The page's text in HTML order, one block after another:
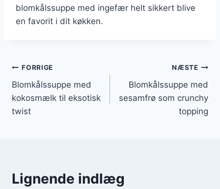
blomkålssuppe med ingefær helt sikkert blive
en favorit i dit køkken.
Indlægsnavigation
FORRIGE
Blomkålssuppe med
kokosmælk til eksotisk
twist
NÆSTE
Blomkålssuppe med
sesamfrø som crunchy
topping
Lignende indlæg